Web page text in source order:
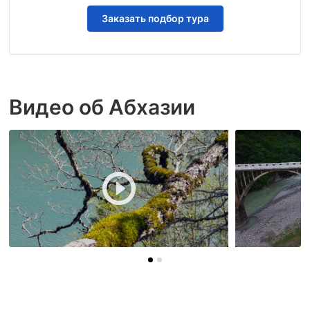
Заказать подбор тура
Видео об Абхазии